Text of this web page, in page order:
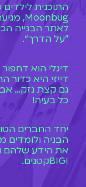
התוכנית לילדים
לאתר הבנייה
"על הדרך".
דיגלי הוא
דייזי היא כדור
גם קצת נזק…
כל בעיה!
יחד החברים
הבניה ולומדים
את הידע שלהם
BIGIקטנים.